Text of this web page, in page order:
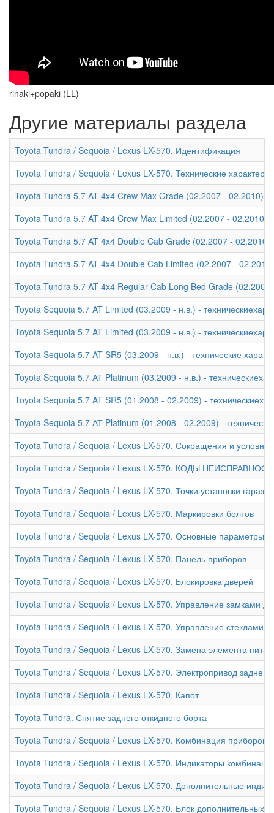
rinaki+popaki (LL)
Другие материалы раздела
Toyota Tundra / Sequoia / Lexus LX-570. Идентификация
Toyota Tundra / Sequoia / Lexus LX-570. Технические
Toyota Tundra 5.7 AT 4x4 Crew Max Grade (02.2007 - 02.2010) -
Toyota Tundra 5.7 AT 4x4 Crew Max Limited (02.2007 - 02.2010) -
Toyota Tundra 5.7 AT 4x4 Double Cab Grade (02.2007 - 02.2010)
Toyota Tundra 5.7 AT 4x4 Double Cab Limited (02.2007 - 02.2010)
Toyota Tundra 5.7 AT 4x4 Regular Cab Long Bed Grade (02.2007
Toyota Sequoia 5.7 AT Limited (03.2009 - н.в.) -
Toyota Sequoia 5.7 AT Limited (03.2009 - н.в.) -
Toyota Sequoia 5.7 AT SR5 (03.2009 - н.в.) - технические
Toyota Sequoia 5.7 АТ Platinum (03.2009 - н.в.) -
Toyota Sequoia 5.7 AT SR5 (01.2008 - 02.2009) -
Toyota Sequoia 5.7 АТ Platinum (01.2008 - 02.2009) -
Toyota Tundra / Sequoia / Lexus LX-570. Сокращения и
Toyota Tundra / Sequoia / Lexus LX-570. КОДЫ
Toyota Tundra / Sequoia / Lexus LX-570. Точки установки
Toyota Tundra / Sequoia / Lexus LX-570. Маркировки болтов
Toyota Tundra / Sequoia / Lexus LX-570. Основные параметры
Toyota Tundra / Sequoia / Lexus LX-570. Панель приборов
Toyota Tundra / Sequoia / Lexus LX-570. Блокировка дверей
Toyota Tundra / Sequoia / Lexus LX-570. Управление замками
Toyota Tundra / Sequoia / Lexus LX-570. Управление стеклами
Toyota Tundra / Sequoia / Lexus LX-570. Замена элемента
Toyota Tundra / Sequoia / Lexus LX-570. Электропривод
Toyota Tundra / Sequoia / Lexus LX-570. Капот
Toyota Tundra. Снятие заднего откидного борта
Toyota Tundra / Sequoia / Lexus LX-570. Комбинация приборов
Toyota Tundra / Sequoia / Lexus LX-570. Индикаторы
Toyota Tundra / Sequoia / Lexus LX-570. Дополнительные
Toyota Tundra / Sequoia / Lexus LX-570. Блок дополнительных